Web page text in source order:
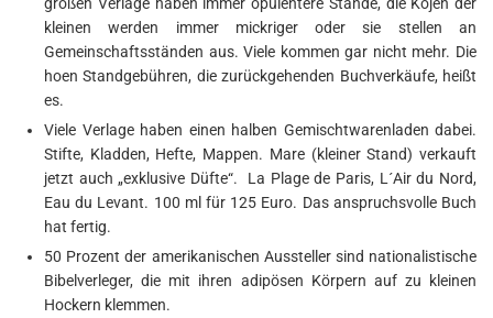
großen Verlage haben immer opulentere Stände, die Kojen der
kleinen werden immer mickriger oder sie stellen an
Gemeinschaftsständen aus. Viele kommen gar nicht mehr. Die
hoen Standgebühren, die zurückgehenden Buchverkäufe, heißt
es.
Viele Verlage haben einen halben Gemischtwarenladen dabei.
Stifte, Kladden, Hefte, Mappen. Mare (kleiner Stand) verkauft
jetzt auch „exklusive Düfte“. La Plage de Paris, L´Air du Nord,
Eau du Levant. 100 ml für 125 Euro. Das anspruchsvolle Buch
hat fertig.
50 Prozent der amerikanischen Aussteller sind nationalistische
Bibelverleger, die mit ihren adipösen Körpern auf zu kleinen
Hockern klemmen.